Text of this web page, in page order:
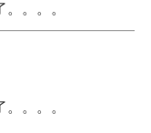
。。。
。。。